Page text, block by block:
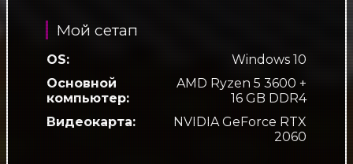
Мой сетап
OS:
Windows 10
Основной
компьютер:
AMD Ryzen 5 3600 +
16 GB DDR4
Видеокарта:
NVIDIA GeForce RTX
2060